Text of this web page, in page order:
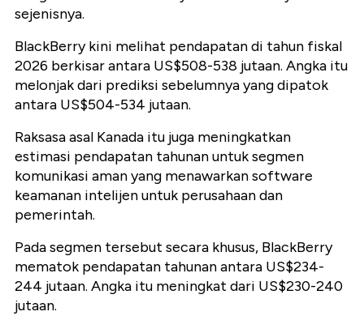
sejenisnya.
BlackBerry kini melihat pendapatan di tahun fiskal
2026 berkisar antara US$508-538 jutaan. Angka itu
melonjak dari prediksi sebelumnya yang dipatok
antara US$504-534 jutaan.
Raksasa asal Kanada itu juga meningkatkan
estimasi pendapatan tahunan untuk segmen
komunikasi aman yang menawarkan software
keamanan intelijen untuk perusahaan dan
pemerintah.
Pada segmen tersebut secara khusus, BlackBerry
mematok pendapatan tahunan antara US$234-
244 jutaan. Angka itu meningkat dari US$230-240
jutaan.